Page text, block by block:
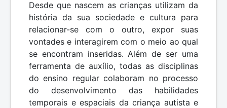
Desde que nascem as crianças utilizam da
história da sua sociedade e cultura para
relacionar-se com o outro, expor suas
vontades e interagirem com o meio ao qual
se encontram inseridas. Além de ser uma
ferramenta de auxílio, todas as disciplinas
do ensino regular colaboram no processo
do desenvolvimento das habilidades
temporais e espaciais da criança autista e